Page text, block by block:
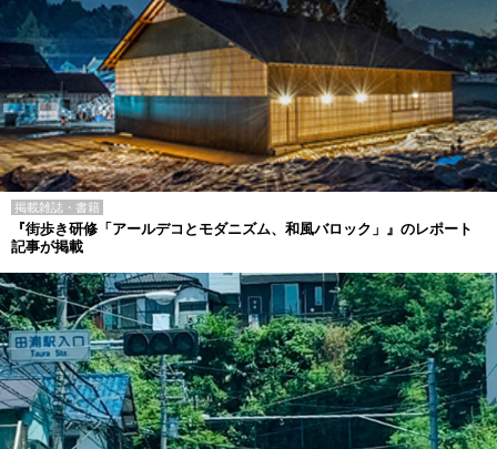
掲載雑誌・書籍
『街歩き研修「アールデコとモダニズム、和風バロック」』のレポート
記事が掲載